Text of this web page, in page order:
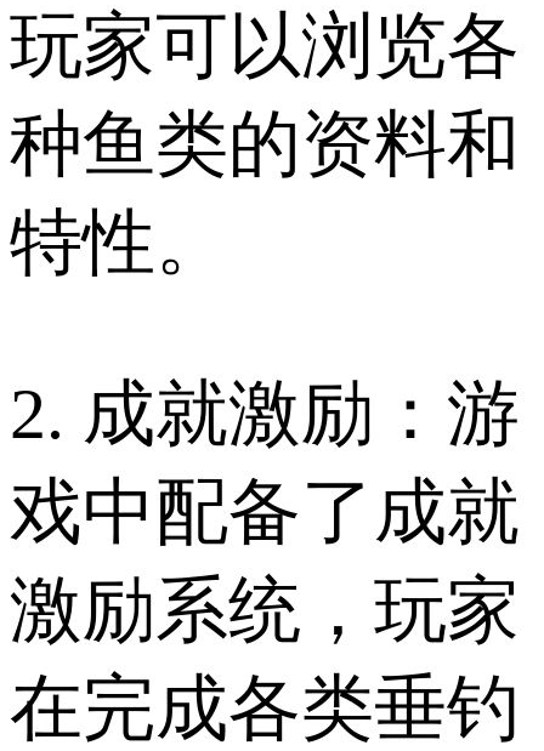
玩家可以浏览各
种鱼类的资料和
特性。
2. 成就激励：游
戏中配备了成就
激励系统，玩家
在完成各类垂钓